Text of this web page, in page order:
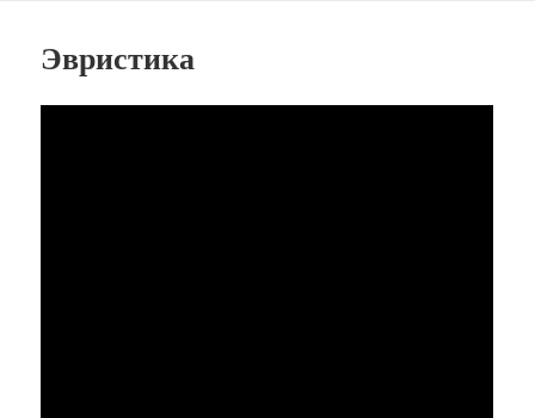
Эвристика